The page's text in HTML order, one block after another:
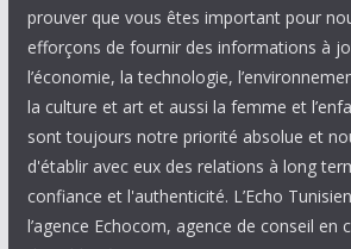
prouver que vous êtes important pour
efforçons de fournir des informations à
l’économie, la technologie,
la culture et art et aussi la femme et
sont toujours notre priorité absolue et
d'établir avec eux des relations à long
confiance et l'authenticité. L’Echo
l’agence Echocom, agence de conseil en